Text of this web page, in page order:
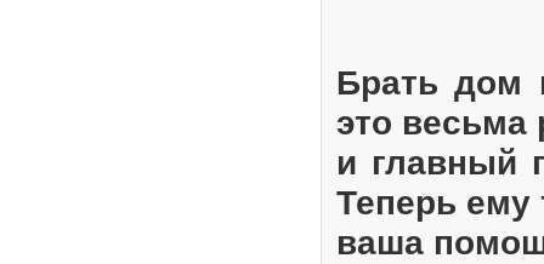
Брать дом
это весьма
и главный
Теперь ему
ваша